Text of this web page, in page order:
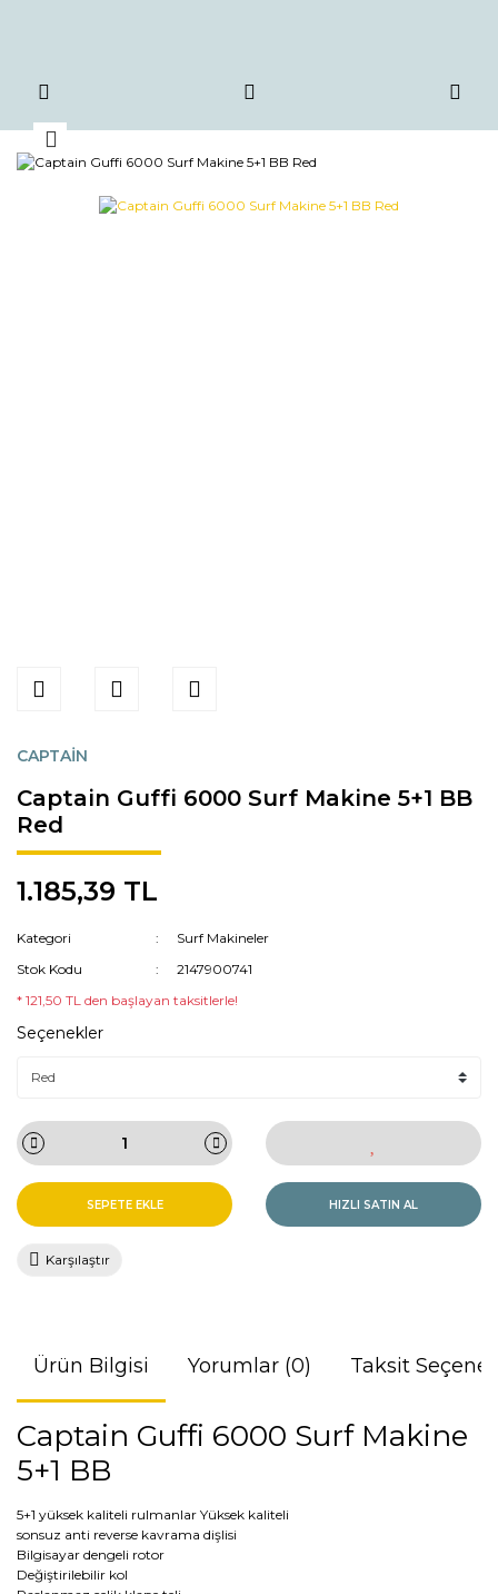
CAPTAİN
Captain Guffi 6000 Surf Makine 5+1 BB
Red
1.185,39 TL
Kategori
Surf Makineler
Stok Kodu
2147900741
* 121,50 TL den başlayan taksitlerle!
Seçenekler
SEPETE EKLE HIZLI SATIN AL
Karşılaştır
Ürün Bilgisi Yorumlar (0) Taksit
Captain Guffi 6000 Surf Makine
5+1 BB
5+1 yüksek kaliteli rulmanlar Yüksek kaliteli
sonsuz anti reverse kavrama dişlisi
Bilgisayar dengeli rotor
Değiştirilebilir kol